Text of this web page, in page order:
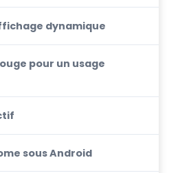
dynamique
pour un usage
sous Android